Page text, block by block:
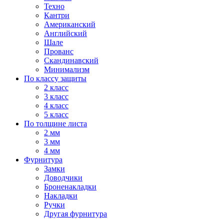
Техно
Кантри
Американский
Английский
Шале
Прованс
Скандинавский
Минимализм
По классу защиты
2 класс
3 класс
4 класс
5 класс
По толщине листа
2 мм
3 мм
4 мм
Фурнитура
Замки
Доводчики
Броненакладки
Накладки
Ручки
Другая фурнитура